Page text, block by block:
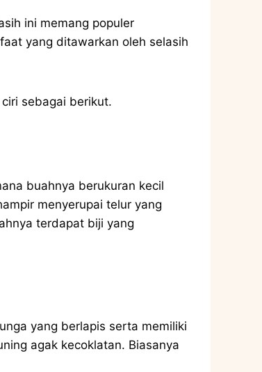
ini memang populer
yang ditawarkan oleh selasih
sebagai berikut.
buahnya berukuran kecil
menyerupai telur yang
terdapat biji yang
yang berlapis serta memiliki
agak kecoklatan. Biasanya